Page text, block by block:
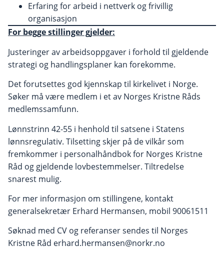
Erfaring for arbeid i nettverk og frivillig
organisasjon
For begge stillinger gjelder:
Justeringer av arbeidsoppgaver i forhold til gjeldende
strategi og handlingsplaner kan forekomme.
Det forutsettes god kjennskap til kirkelivet i Norge.
Søker må være medlem i et av Norges Kristne Råds
medlemssamfunn.
Lønnstrinn 42-55 i henhold til satsene i Statens
lønnsregulativ. Tilsetting skjer på de vilkår som
fremkommer i personalhåndbok for Norges Kristne
Råd og gjeldende lovbestemmelser. Tiltredelse
snarest mulig.
For mer informasjon om stillingene, kontakt
generalsekretær Erhard Hermansen, mobil 90061511
Søknad med CV og referanser sendes til Norges
Kristne Råd erhard.hermansen@norkr.no